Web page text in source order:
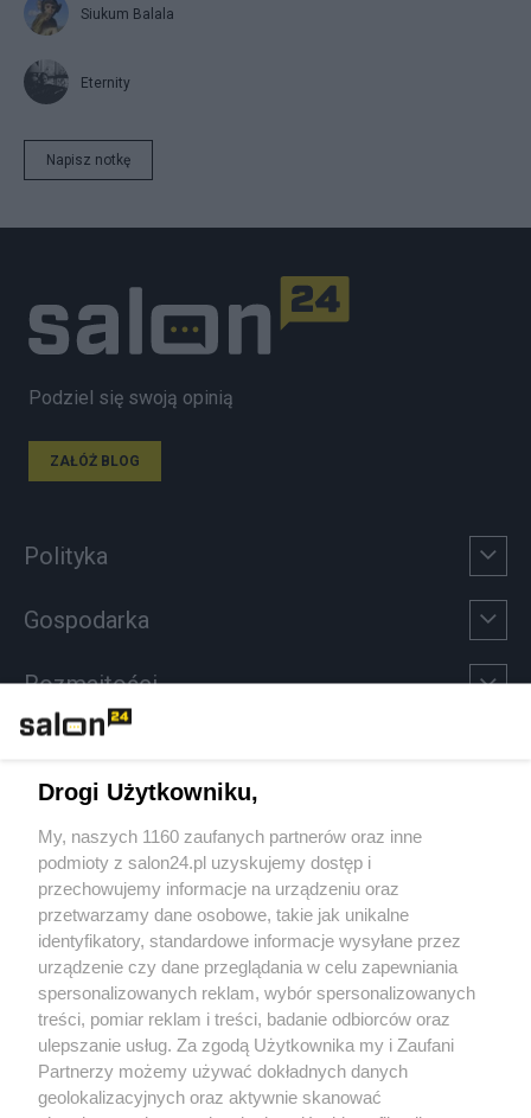
Siukum Balala
Eternity
Napisz notkę
Podziel się swoją opinią
ZAŁÓŻ BLOG
Polityka
Gospodarka
Rozmaitości
Sport
Społeczeństwo
Kultura
X Facebook Instagram Youtube
Drogi Użytkowniku,
My, naszych 1160 zaufanych partnerów oraz inne
podmioty z salon24.pl uzyskujemy dostęp i
przechowujemy informacje na urządzeniu oraz
przetwarzamy dane osobowe, takie jak unikalne
identyfikatory, standardowe informacje wysyłane przez
urządzenie czy dane przeglądania w celu zapewniania
spersonalizowanych reklam, wybór spersonalizowanych
treści, pomiar reklam i treści, badanie odbiorców oraz
ulepszanie usług. Za zgodą Użytkownika my i Zaufani
Partnerzy możemy używać dokładnych danych
geolokalizacyjnych oraz aktywnie skanować